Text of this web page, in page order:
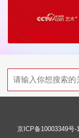
京ICP备10003349号-1